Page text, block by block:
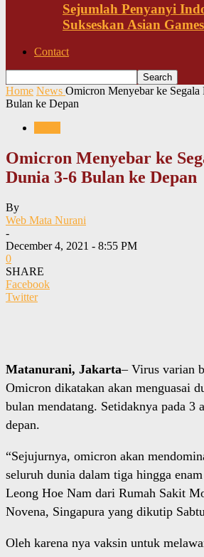
Sejumlah Penyanyi
Sukseskan Asian
Contact
Home News Omicron Menyebar ke
Bulan ke Depan
Omicron Menyebar ke
Dunia 3-6 Bulan ke Depan
By
Web Mata Nurani
-
December 4, 2021 - 8:55 PM
0
SHARE
Facebook
Twitter
Matanurani, Jakarta– Virus varian
Omicron dikatakan akan menguasai
bulan mendatang. Setidaknya pada 3
depan.
“Sejujurnya, omicron akan
seluruh dunia dalam tiga hingga
Leong Hoe Nam dari Rumah Sakit
Novena, Singapura yang dikutip
Oleh karena nya vaksin untuk